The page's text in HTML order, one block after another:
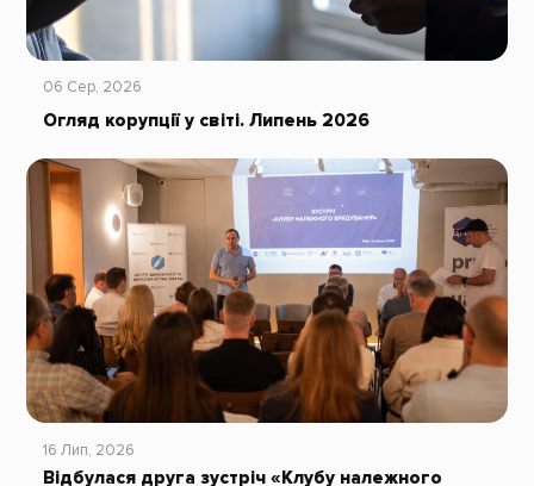
06 Сер, 2026
Огляд корупції у світі. Липень 2026
16 Лип, 2026
Відбулася друга зустріч «Клубу належного